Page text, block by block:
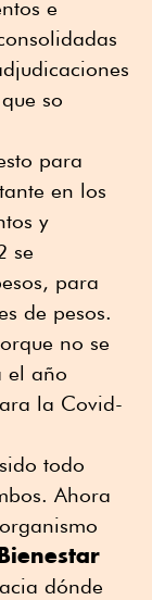
e
so
para
en los
y
se
para
de pesos.
no se
el año
la Covid-
todo
Ahora
dónde